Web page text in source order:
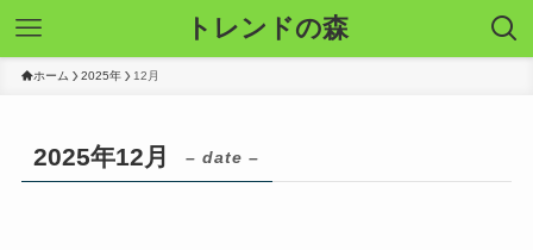
トレンドの森
ホーム 2025年 12月
2025年12月 – date –